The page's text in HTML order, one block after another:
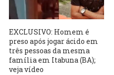
EXCLUSIVO: Homem é
preso após jogar ácido em
três pessoas da mesma
família em Itabuna (BA);
veja vídeo